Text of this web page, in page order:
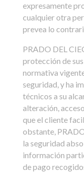
expresamente
cualquier otra
prevea lo
PRADO DEL
protección de
normativa
seguridad, y ha
técnicos a su
alteración,
que el cliente
obstante,
la seguridad
información
de pago